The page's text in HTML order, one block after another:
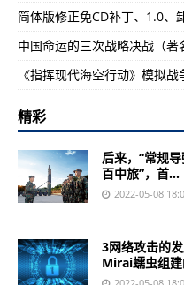
简体版修正免CD补丁、1.0、
中国命运的三次战略决战（著
《指挥现代海空行动》模拟
精彩
后来，“常规
百中旅”，首...
2022-05-08
3网络攻击的
Mirai蠕虫组